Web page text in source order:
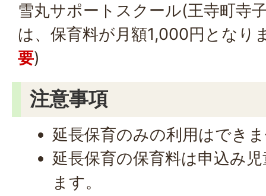
雪丸サポートスクール(王寺町寺
は、保育料が月額1,000円となり
要)
注意事項
延長保育のみの利用はでき
延長保育の保育料は申込み
ます。